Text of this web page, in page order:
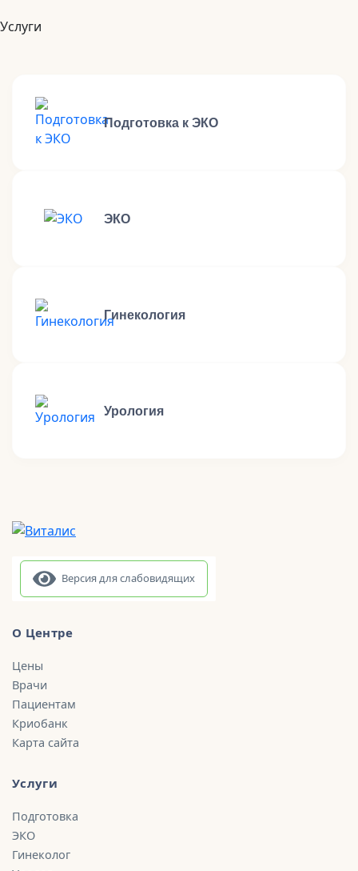
Услуги
Подготовка к ЭКО
ЭКО
Гинекология
Урология
Версия для слабовидящих
О Центре
Цены
Врачи
Пациентам
Криобанк
Карта сайта
Услуги
Подготовка
ЭКО
Гинеколог